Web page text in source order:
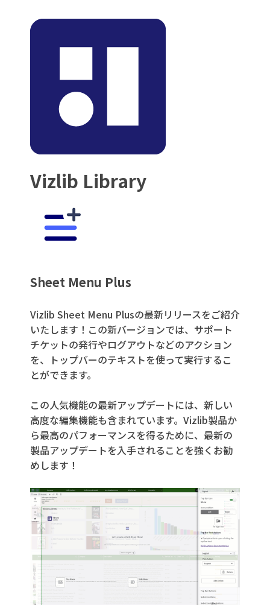
Vizlib Library
Sheet Menu Plus
Vizlib Sheet Menu Plusの最新リリースをご紹介
いたします！この新バージョンでは、サポート
チケットの発行やログアウトなどのアクション
を、トップバーのテキストを使って実行するこ
とができます。
この人気機能の最新アップデートには、新しい
高度な編集機能も含まれています。Vizlib製品か
ら最高のパフォーマンスを得るために、最新の
製品アップデートを入手されることを強くお勧
めします！